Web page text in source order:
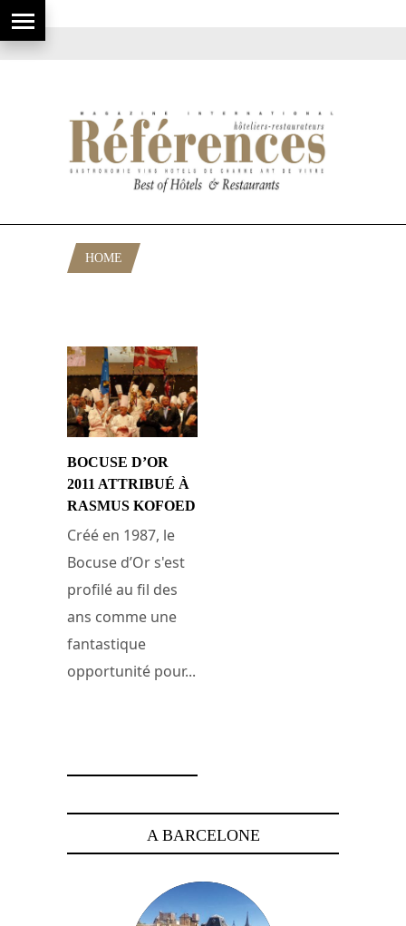
HOME
BOCUSE D’OR
2011 ATTRIBUÉ À
RASMUS KOFOED
Créé en 1987, le
Bocuse d’Or s'est
profilé au fil des
ans comme une
fantastique
opportunité pour...
A BARCELONE